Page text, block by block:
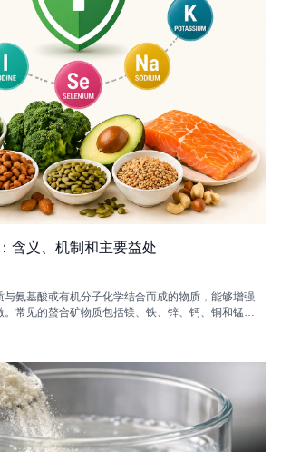
含义、机制和主要益处
与氨基酸或有机分子化学结合而成的物质，能够增强
常见的螯合矿物质包括镁、铁、锌、钙、铜和锰，
并改善整体健康状况。